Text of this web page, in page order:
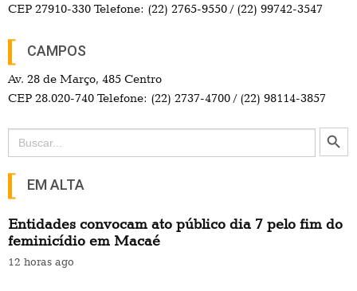
CEP 27910-330 Telefone: (22) 2765-9550 / (22) 99742-3547
CAMPOS
Av. 28 de Março, 485 Centro
CEP 28.020-740 Telefone: (22) 2737-4700 / (22) 98114-3857
Search
for:
Search Button
EM ALTA
Entidades convocam ato público dia 7 pelo fim do
feminicídio em Macaé
12 horas ago